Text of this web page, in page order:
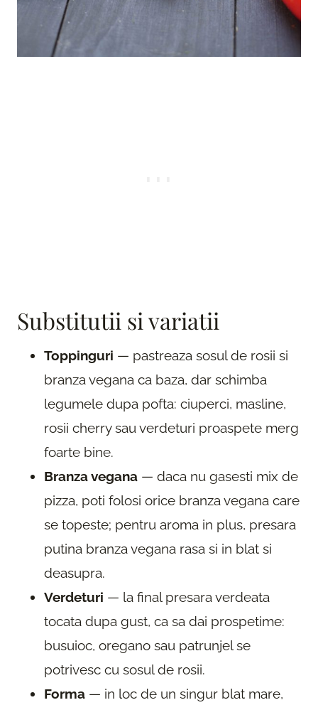
Substitutii si variatii
Toppinguri — pastreaza sosul de rosii si
branza vegana ca baza, dar schimba
legumele dupa pofta: ciuperci, masline,
rosii cherry sau verdeturi proaspete merg
foarte bine.
Branza vegana — daca nu gasesti mix de
pizza, poti folosi orice branza vegana care
se topeste; pentru aroma in plus, presara
putina branza vegana rasa si in blat si
deasupra.
Verdeturi — la final presara verdeata
tocata dupa gust, ca sa dai prospetime:
busuioc, oregano sau patrunjel se
potrivesc cu sosul de rosii.
Forma — in loc de un singur blat mare,